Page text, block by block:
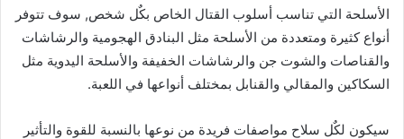
الأسلحة التي تناسب أسلوب القتال الخاص بكٌل شخص, سوف تتوفر
أنواع كثيرة ومتعددة من الأسلحة مثل البنادق الهجومية والرشاشات
والقناصات والشوت جن والرشاشات الخفيفة والأسلحة اليدوية مثل
السكاكين والمقالي والقنابل بمختلف أنواعها في اللعبة.
سيكون لكٌل سلاح مواصفات فريدة من نوعها بالنسبة للقوة والتأثير